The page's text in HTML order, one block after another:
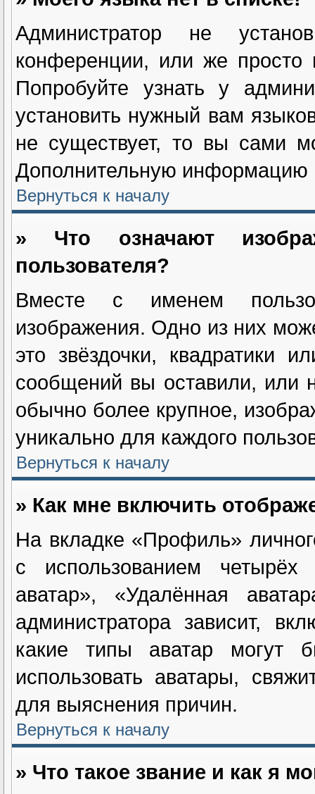
Администратор не
конференции, или же
Попробуйте узнать у
установить нужный вам
не существует, то вы сами
Дополнительную информацию
Вернуться к началу
» Что означают
пользователя?
Вместе с именем
изображения. Одно из них
это звёздочки, квадратики
сообщений вы оставили, или
обычно более крупное,
уникально для каждого
Вернуться к началу
» Как мне включить
На вкладке «Профиль»
с использованием четырёх
аватар», «Удалённая
администратора зависит,
какие типы аватар могут
использовать аватары,
для выяснения причин.
Вернуться к началу
» Что такое звание и как я